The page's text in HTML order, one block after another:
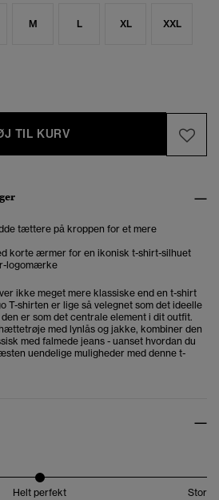
M L XL XXL
TIL KURV
tættere på kroppen for et mere
korte ærmer for en ikonisk t-shirt-silhuet
logomærke
ikke meget mere klassiske end en t-shirt
T-shirten er lige så velegnet som det ideelle
er som det centrale element i dit outfit.
med lynlås og jakke, kombiner den
med falmede jeans - uanset hvordan du
uendelige muligheder med denne t-
Helt perfekt Stor